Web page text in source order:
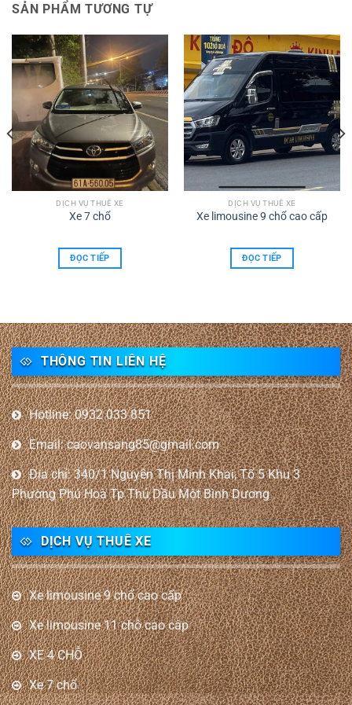
SẢN PHẨM TƯƠNG TỰ
DỊCH VỤ THUÊ XE
Xe 7 chổ
ĐỌC TIẾP
DỊCH VỤ THUÊ XE
Xe limousine 9 chổ cao cấp
ĐỌC TIẾP
THÔNG TIN LIÊN HỆ
Hotline: 0932 033 851
Email: caovansang85@gmail.com
Địa chỉ: 340/1 Nguyễn Thị Minh Khai, Tổ 5 Khu 3
Phường Phú Hoà Tp Thủ Dầu Một Bình Dương
DỊCH VỤ THUÊ XE
Xe limousine 9 chổ cao cấp
Xe limousine 11 chỗ cao câp
XE 4 CHỖ
Xe 7 chổ